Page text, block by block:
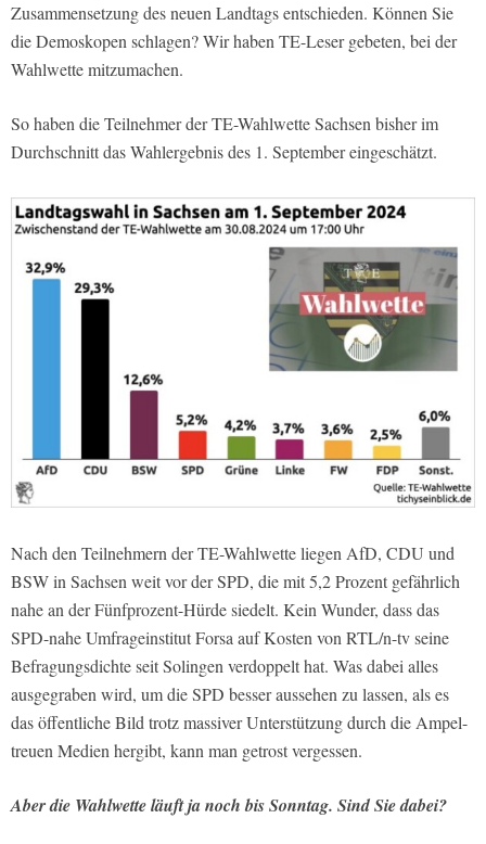
Zusammensetzung des neuen Landtags entschieden. Können Sie
die Demoskopen schlagen? Wir haben TE-Leser gebeten, bei der
Wahlwette mitzumachen.
So haben die Teilnehmer der TE-Wahlwette Sachsen bisher im
Durchschnitt das Wahlergebnis des 1. September eingeschätzt.
Nach den Teilnehmern der TE-Wahlwette liegen AfD, CDU und
BSW in Sachsen weit vor der SPD, die mit 5,2 Prozent gefährlich
nahe an der Fünfprozent-Hürde siedelt. Kein Wunder, dass das
SPD-nahe Umfrageinstitut Forsa auf Kosten von RTL/n-tv seine
Befragungsdichte seit Solingen verdoppelt hat. Was dabei alles
ausgegraben wird, um die SPD besser aussehen zu lassen, als es
das öffentliche Bild trotz massiver Unterstützung durch die Ampel-
treuen Medien hergibt, kann man getrost vergessen.
Aber die Wahlwette läuft ja noch bis Sonntag. Sind Sie dabei?